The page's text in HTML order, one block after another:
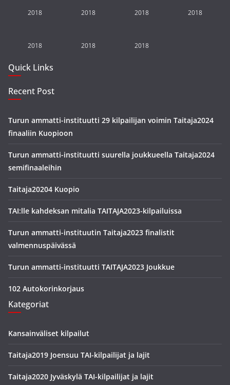
2018 2018 2018 2018
2018 2018 2018
Quick Links
Recent Post
Turun ammatti-instituutti 29 kilpailijan voimin Taitaja2024
finaaliin Kuopioon
Turun ammatti-instituutti suurella joukkueella Taitaja2024
semifinaaleihin
Taitaja20204 Kuopio
TAI:lle kahdeksan mitalia TAITAJA2023-kilpailuissa
Turun ammatti-instituutin Taitaja2023 finalistit
valmennuspäivässä
Turun ammatti-instituutti TAITAJA2023 Joukkue
102 Autokorinkorjaus
Kategoriat
Kansainväliset kilpailut
Taitaja2019 Joensuu TAI-kilpailijat ja lajit
Taitaja2020 Jyväskylä TAI-kilpailijat ja lajit